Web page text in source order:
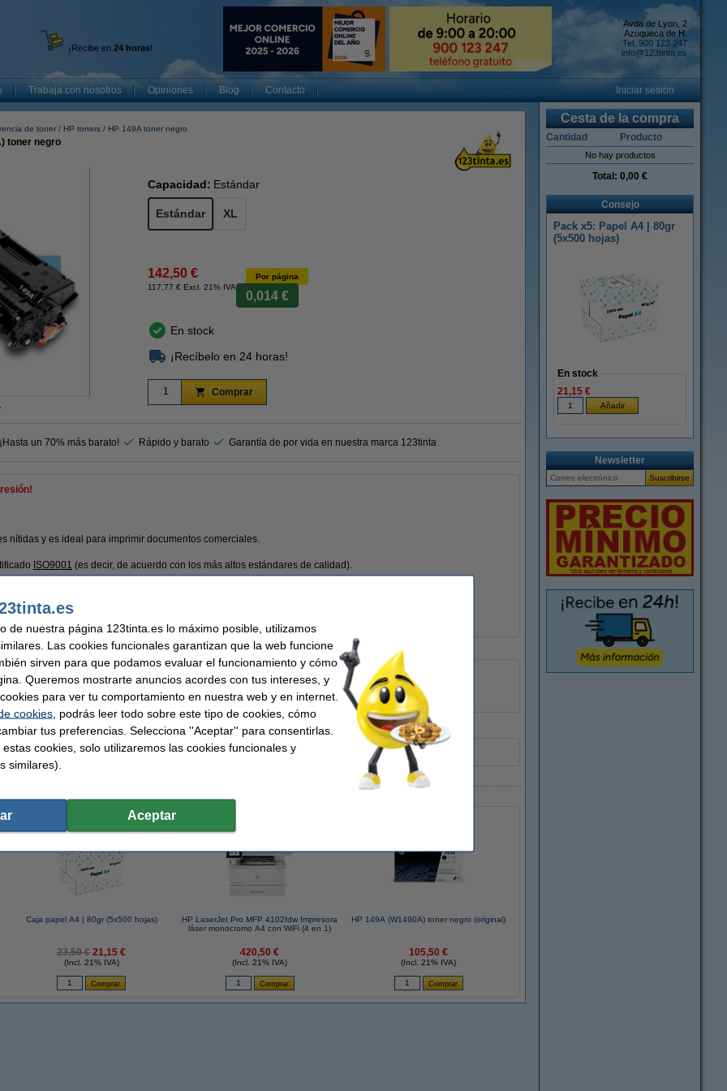
¡Recibe en 24 horas!
Avda de Lyon, 2
Azuqueca de H.
Tel: 900 123 247
info@123tinta.es
Trabaja con nosotros Opiniones Blog Contacto Iniciar sesión
de toner HP toners HP 149A toner negro
toner negro
Capacidad: Estándar
Estándar XL
142,50 €
117,77 € Excl. 21% IVA
Por página
0,014 €
En stock
¡Recíbelo en 24 horas!
Comprar
un 70% más barato! Rápido y barato Garantía de por vida en nuestra marca 123tinta
nítidas y es ideal para imprimir documentos comerciales.
ISO9001 (es decir, de acuerdo con los más altos estándares de calidad).
Capacidad:
± 10.250 páginas
Núm. de item:
133009
(marca 123tinta) en lugar de la versión HP.
también han elegido estos artículos.
Caja papel A4 | 80gr (5x500 hojas)
23,50 € 21,15 €
(Incl. 21% IVA)
HP LaserJet Pro MFP 4102fdw Impresora
láser monocromo A4 con WiFi (4 en 1)
420,50 €
(Incl. 21% IVA)
HP 149A (W1490A) toner negro (original)
105,50 €
(Incl. 21% IVA)
Cesta de la compra
Cantidad Producto
No hay productos
Total: 0,00 €
Consejo
Pack x5: Papel A4 | 80gr
(5x500 hojas)
En stock
21,15 €
Newsletter
de nuestra página 123tinta.es lo máximo posible, utilizamos
Las cookies funcionales garantizan que la web funcione
sirven para que podamos evaluar el funcionamiento y cómo
Queremos mostrarte anuncios acordes con tus intereses, y
para ver tu comportamiento en nuestra web y en internet.
cookies, podrás leer todo sobre este tipo de cookies, cómo
tus preferencias. Selecciona ''Aceptar'' para consentirlas.
cookies, solo utilizaremos las cookies funcionales y
similares).
Aceptar